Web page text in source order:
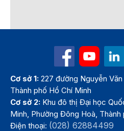
Cơ sở 1: 227 đường Nguyễn
Thành phố Hồ Chí Minh
Cơ sở 2: Khu đô thị Đại học
Minh, Phường Đông Hoà, Thành
Điện thoại: (028) 62884499